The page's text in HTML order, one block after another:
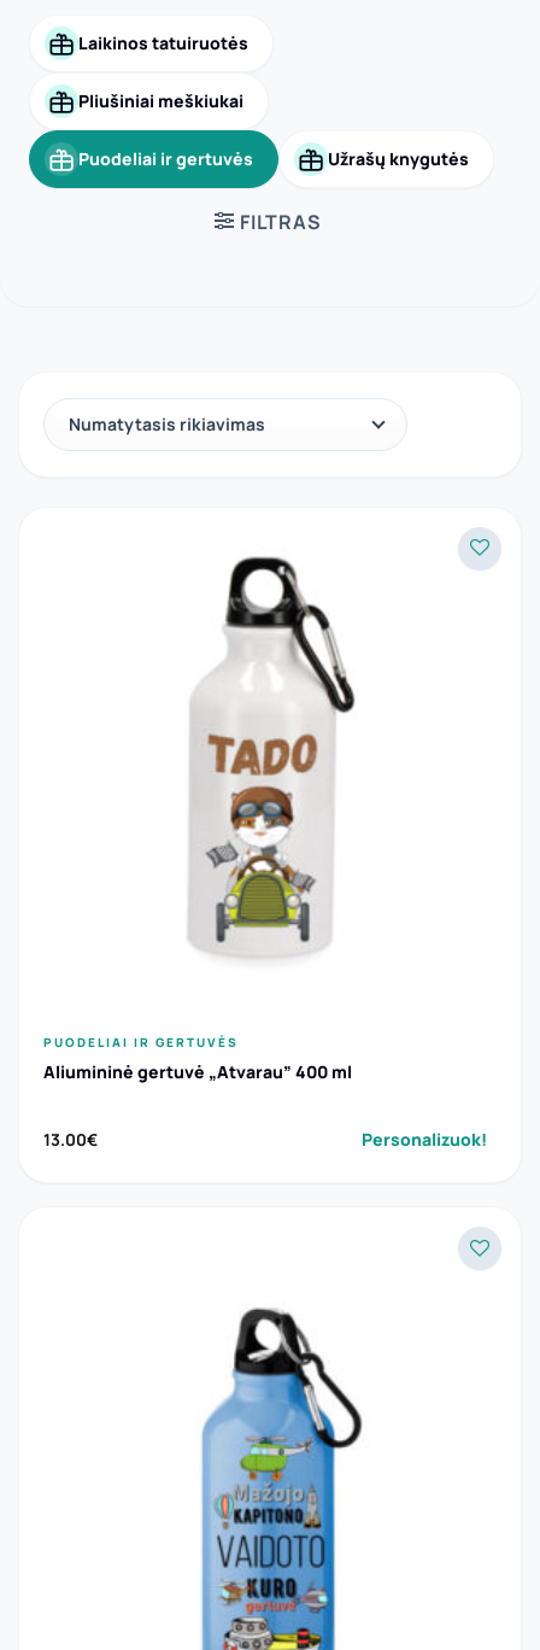
personalizuosite – pridėkite vaiko vardą,
Laikinos tatuiruotės
Pliušiniai meškiukai
Puodeliai ir gertuvės Užrašų knygutės
FILTRAS
PUODELIAI IR GERTUVĖS
Aliumininė gertuvė „Atvarau” 400 ml
13.00€ Personalizuok!